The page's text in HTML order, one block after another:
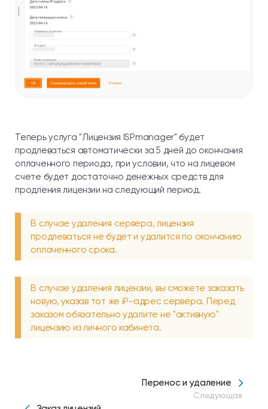
Теперь услуга "Лицензия ISPmanager" будет
продлеваться автоматически за 5 дней до окончания
оплаченного периода, при условии, что на лицевом
счете будет достаточно денежных средств для
продления лицензии на следующий период.
В случае удаления сервера, лицензия
продлеваться не будет и удалится по окончанию
оплаченного срока.
В случае удаления лицензии, вы сможете заказать
новую, указав тот же iP-адрес сервера. Перед
заказом обязательно удалите не "активную"
лицензию из личного кабинета.
Перенос и удаление
Следующая